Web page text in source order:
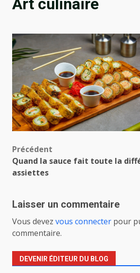
Art culinaire
Navigation
d’article
Précédent
Quand la sauce fait toute la
assiettes
Laisser un commentaire
Vous devez vous connecter pour
commentaire.
DEVENIR ÉDITEUR DU BLOG